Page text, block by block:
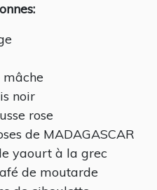
mâche
noir
rose
de MADAGASCAR
yaourt à la grec
de moutarde